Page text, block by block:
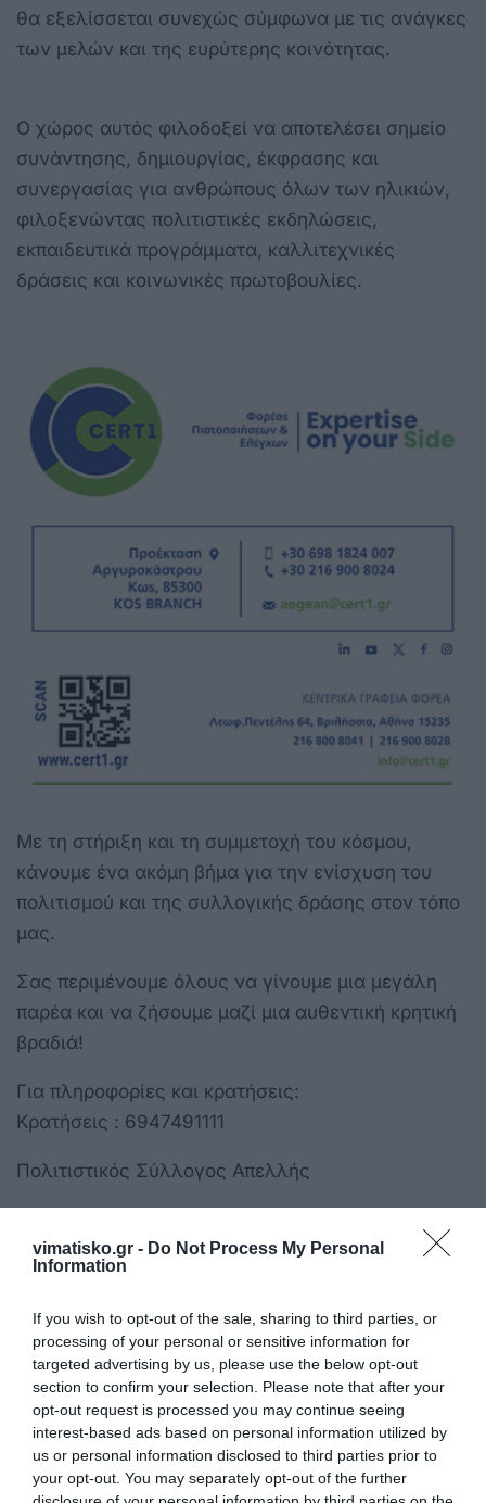
vimatisko.gr - Do Not Process My Personal
Information
If you wish to opt-out of the sale, sharing to third parties, or
processing of your personal or sensitive information for
targeted advertising by us, please use the below opt-out
section to confirm your selection. Please note that after your
opt-out request is processed you may continue seeing
interest-based ads based on personal information utilized by
us or personal information disclosed to third parties prior to
your opt-out. You may separately opt-out of the further
θα εξελίσσεται συνεχώς σύμφωνα με τις ανάγκες
των μελών και της ευρύτερης κοινότητας.
Ο χώρος αυτός φιλοδοξεί να αποτελέσει σημείο
συνάντησης, δημιουργίας, έκφρασης και
συνεργασίας για ανθρώπους όλων των ηλικιών,
φιλοξενώντας πολιτιστικές εκδηλώσεις,
εκπαιδευτικά προγράμματα, καλλιτεχνικές
δράσεις και κοινωνικές πρωτοβουλίες.
Με τη στήριξη και τη συμμετοχή του κόσμου,
κάνουμε ένα ακόμη βήμα για την ενίσχυση του
πολιτισμού και της συλλογικής δράσης στον τόπο
μας.
Σας περιμένουμε όλους να γίνουμε μια μεγάλη
παρέα και να ζήσουμε μαζί μια αυθεντική κρητική
βραδιά!
Για πληροφορίες και κρατήσεις:
Κρατήσεις : 6947491111
Πολιτιστικός Σύλλογος Απελλής
#apellis #kos #waytolive
Η ανωνυμία είναι το καλύτερο κρησφύγετο δειλίας και
χυδαιότητας!